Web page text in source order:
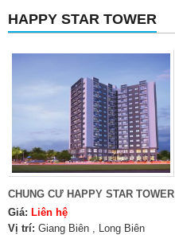
HAPPY STAR TOWER
CHUNG CƯ HAPPY STAR TOWER
Giá: Liên hệ
Vị trí: Giang Biên , Long Biên